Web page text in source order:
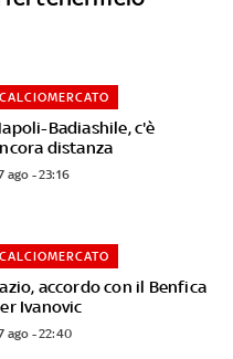
Badiashile, c'è
distanza
CALCIOMERCATO
ago - 23:16
accordo con il Benfica
Ivanovic
CALCIOMERCATO
ago - 22:40